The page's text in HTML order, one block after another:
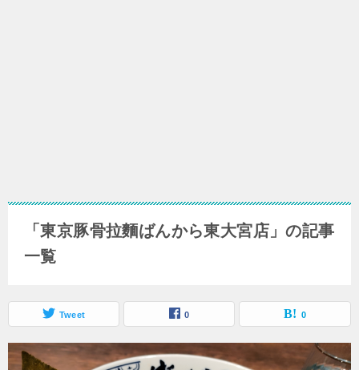
「東京豚骨拉麵ばんから東大宮店」の記事
一覧
Tweet 0 0